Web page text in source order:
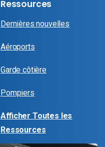
Ressources
Dernières nouvelles
Aéroports
Garde côtière
Pompiers
Afficher Toutes les
Ressources